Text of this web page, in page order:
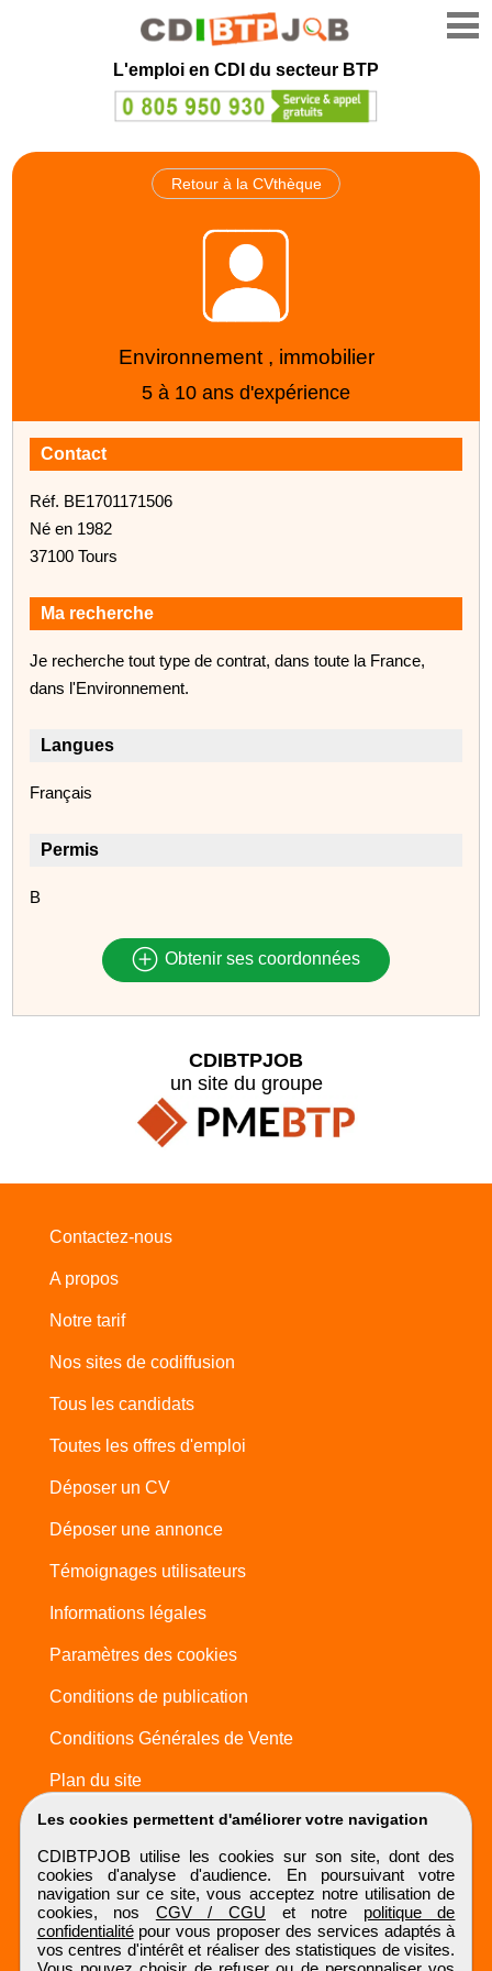
L'emploi en CDI du secteur BTP
Retour à la CVthèque
Environnement , immobilier
5 à 10 ans d'expérience
Contact
Réf. BE1701171506
Né en 1982
37100 Tours
Ma recherche
Je recherche tout type de contrat, dans toute la France,
dans l'Environnement.
Langues
Français
Permis
B
Obtenir ses coordonnées
Les cookies permettent d'améliorer votre navigation
CDIBTPJOB utilise les cookies sur son site, dont des
cookies d'analyse d'audience. En poursuivant votre
navigation sur ce site, vous acceptez notre utilisation de
cookies, nos CGV / CGU et notre politique de
confidentialitépour vous proposer des services adaptés à
vos centres d'intérêt et réaliser des statistiques de visites.
CDIBTPJOB
un site du groupe
Contactez-nous
A propos
Notre tarif
Nos sites de codiffusion
Tous les candidats
Toutes les offres d'emploi
Déposer un CV
Déposer une annonce
Témoignages utilisateurs
Informations légales
Paramètres des cookies
Conditions de publication
Conditions Générales de Vente
Plan du site